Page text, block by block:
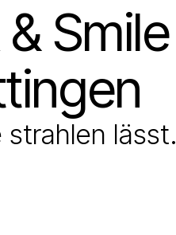
Smile
strahlen lässt.